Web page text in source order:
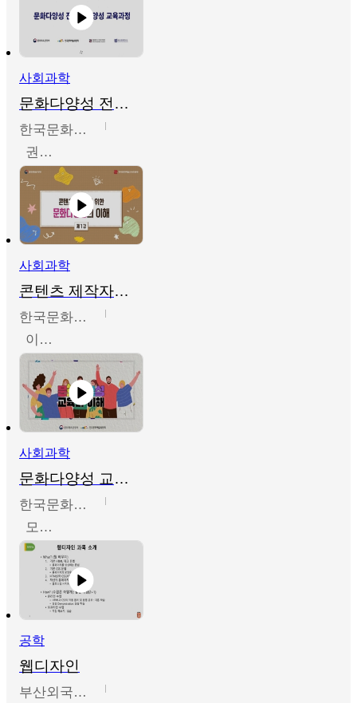
사회과학
문화다양성 전문인력 양성 기본과정 - 문화다양성의 이해
한국문화예술교육진흥원
권숙인 외 8명
사회과학
콘텐츠 제작자를 위한 문화다양성의 이해
한국문화예술교육진흥원
이성민
사회과학
문화다양성 교육의 이해
한국문화예술교육진흥원
모경환,성상환,정문성
공학
웹디자인
부산외국어대학교